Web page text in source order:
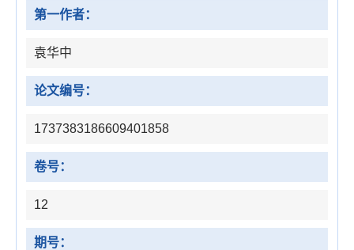
第一作者：
袁华中
论文编号：
1737383186609401858
卷号：
12
期号：